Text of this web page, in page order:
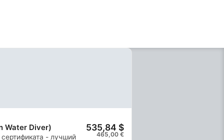
Water Diver)
- лучший
535,84 $
465,00 €